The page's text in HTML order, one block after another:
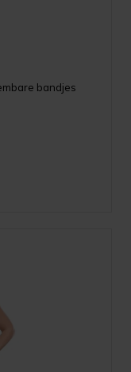
bandjes